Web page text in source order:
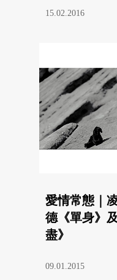
15.02.2016
愛情常態｜
德《單身》
盡》
09.01.2015